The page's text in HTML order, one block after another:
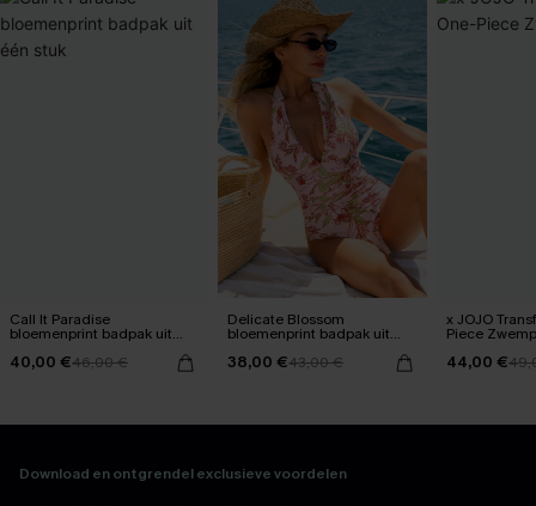
Call It Paradise
bloemenprint badpak uit
40,00 €46,00 €
Delicate Blossom
bloemenprint badpak uit
38,00 €43,00 €
x JOJO
Piece
44,00 €
Download en ontgrendel exclusieve voordelen